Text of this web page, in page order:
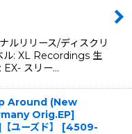
ルリリース/ディスクリ
ル: XL Recordings 生
EX- スリー…
Around (New
Orig.EP]
ーズド】
[4509-